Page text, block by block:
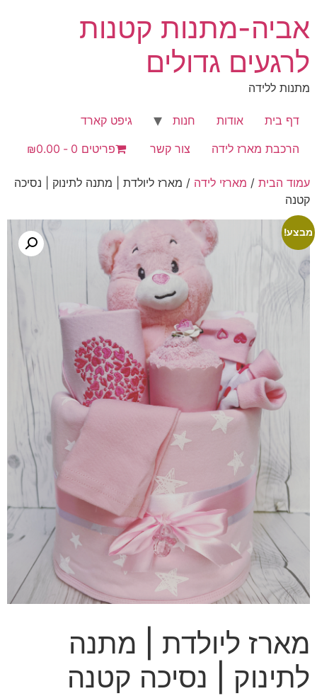
לתוכן
אביה-מתנות קטנות
לרגעים גדולים
מתנות ללידה
דף בית אודות חנות
גיפט קארד
הרכבת מארז לידה
צור קשר פריטים 0 ₪0.00
עמוד הבית / מארזי לידה / מארז ליולדת | מתנה לתינוק | נסיכה
קטנה
מבצע!
מארז ליולדת | מתנה
לתינוק | נסיכה קטנה